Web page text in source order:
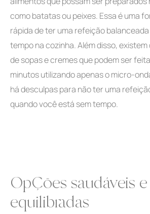
como batatas ou peixes. Essa é uma
rápida de ter uma refeição
tempo na cozinha. Além disso,
de sopas e cremes que podem ser
minutos utilizando apenas o micro-
há desculpas para não ter uma
quando você está sem tempo.
Opções saudáveis e
equilibradas